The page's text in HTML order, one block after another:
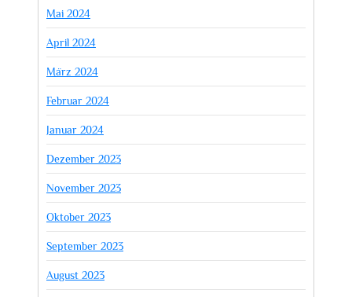
Mai 2024
April 2024
März 2024
Februar 2024
Januar 2024
Dezember 2023
November 2023
Oktober 2023
September 2023
August 2023